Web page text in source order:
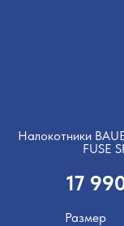
Налокотники
FUSE
17
Размер